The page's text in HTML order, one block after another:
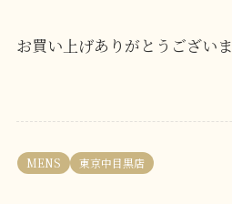
お買い上げありがとうございま
MENS 東京中目黒店